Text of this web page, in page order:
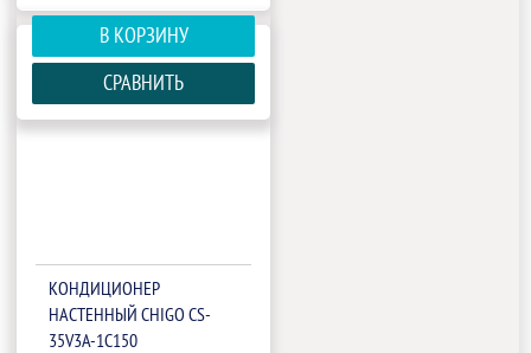
В КОРЗИНУ
СРАВНИТЬ
КОНДИЦИОНЕР
НАСТЕННЫЙ CHIGO CS-
35V3A-1C150